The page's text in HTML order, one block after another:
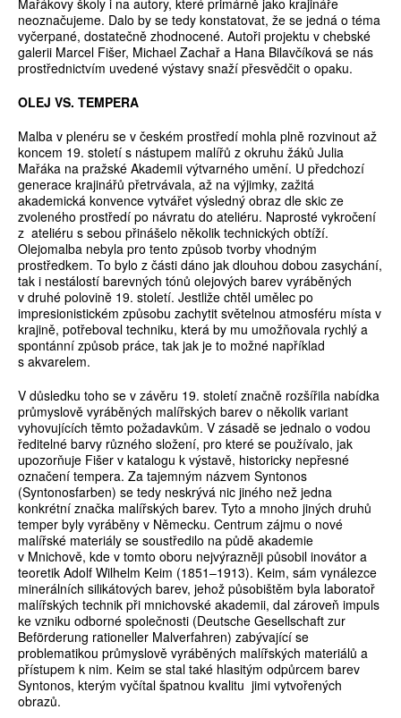
Mařákovy školy i na autory, které primárně jako krajináře
neoznačujeme. Dalo by se tedy konstatovat, že se jedná o téma
vyčerpané, dostatečně zhodnocené. Autoři projektu v chebské
galerii Marcel Fišer, Michael Zachař a Hana Bilavčíková se nás
prostřednictvím uvedené výstavy snaží přesvědčit o opaku.
OLEJ VS. TEMPERA
Malba v plenéru se v českém prostředí mohla plně rozvinout až
koncem 19. století s nástupem malířů z okruhu žáků Julia
Mařáka na pražské Akademii výtvarného umění. U předchozí
generace krajinářů přetrvávala, až na výjimky, zažitá
akademická konvence vytvářet výsledný obraz dle skic ze
zvoleného prostředí po návratu do ateliéru. Naprosté vykročení
z ateliéru s sebou přinášelo několik technických obtíží.
Olejomalba nebyla pro tento způsob tvorby vhodným
prostředkem. To bylo z části dáno jak dlouhou dobou zasychání,
tak i nestálostí barevných tónů olejových barev vyráběných
v druhé polovině 19. století. Jestliže chtěl umělec po
impresionistickém způsobu zachytit světelnou atmosféru místa v
krajině, potřeboval techniku, která by mu umožňovala rychlý a
spontánní způsob práce, tak jak je to možné například
s akvarelem.
V důsledku toho se v závěru 19. století značně rozšířila nabídka
průmyslově vyráběných malířských barev o několik variant
vyhovujících těmto požadavkům. V zásadě se jednalo o vodou
ředitelné barvy různého složení, pro které se používalo, jak
upozorňuje Fišer v katalogu k výstavě, historicky nepřesné
označení tempera. Za tajemným názvem Syntonos
(Syntonosfarben) se tedy neskrývá nic jiného než jedna
konkrétní značka malířských barev. Tyto a mnoho jiných druhů
temper byly vyráběny v Německu. Centrum zájmu o nové
malířské materiály se soustředilo na půdě akademie
v Mnichově, kde v tomto oboru nejvýrazněji působil inovátor a
teoretik Adolf Wilhelm Keim (1851–1913). Keim, sám vynálezce
minerálních silikátových barev, jehož působištěm byla laboratoř
malířských technik při mnichovské akademii, dal zároveň impuls
ke vzniku odborné společnosti (Deutsche Gesellschaft zur
Beförderung rationeller Malverfahren) zabývající se
problematikou průmyslově vyráběných malířských materiálů a
přístupem k nim. Keim se stal také hlasitým odpůrcem barev
Syntonos, kterým vyčítal špatnou kvalitu jimi vytvořených
obrazů.